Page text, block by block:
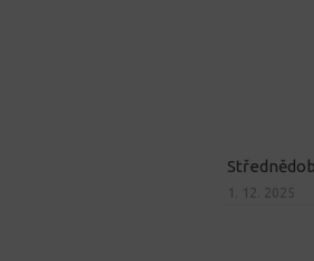
1. 12. 2025